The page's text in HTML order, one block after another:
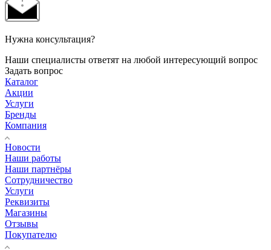
Нужна консультация?
Наши специалисты ответят на любой интересующий вопрос
Задать вопрос
Каталог
Акции
Услуги
Бренды
Компания
Новости
Наши работы
Наши партнёры
Сотрудничество
Услуги
Реквизиты
Магазины
Отзывы
Покупателю